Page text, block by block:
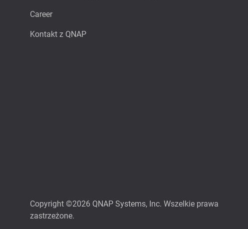
Career
Kontakt z QNAP
Copyright ©2026 QNAP Systems, Inc. Wszelkie prawa
zastrzeżone.